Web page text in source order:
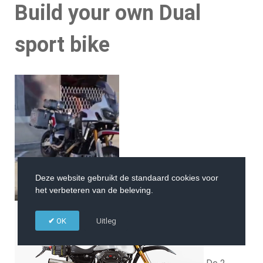
Build your own Dual
sport bike
Deze website gebruikt de standaard cookies voor
het verbeteren van de beleving.
OK Uitleg